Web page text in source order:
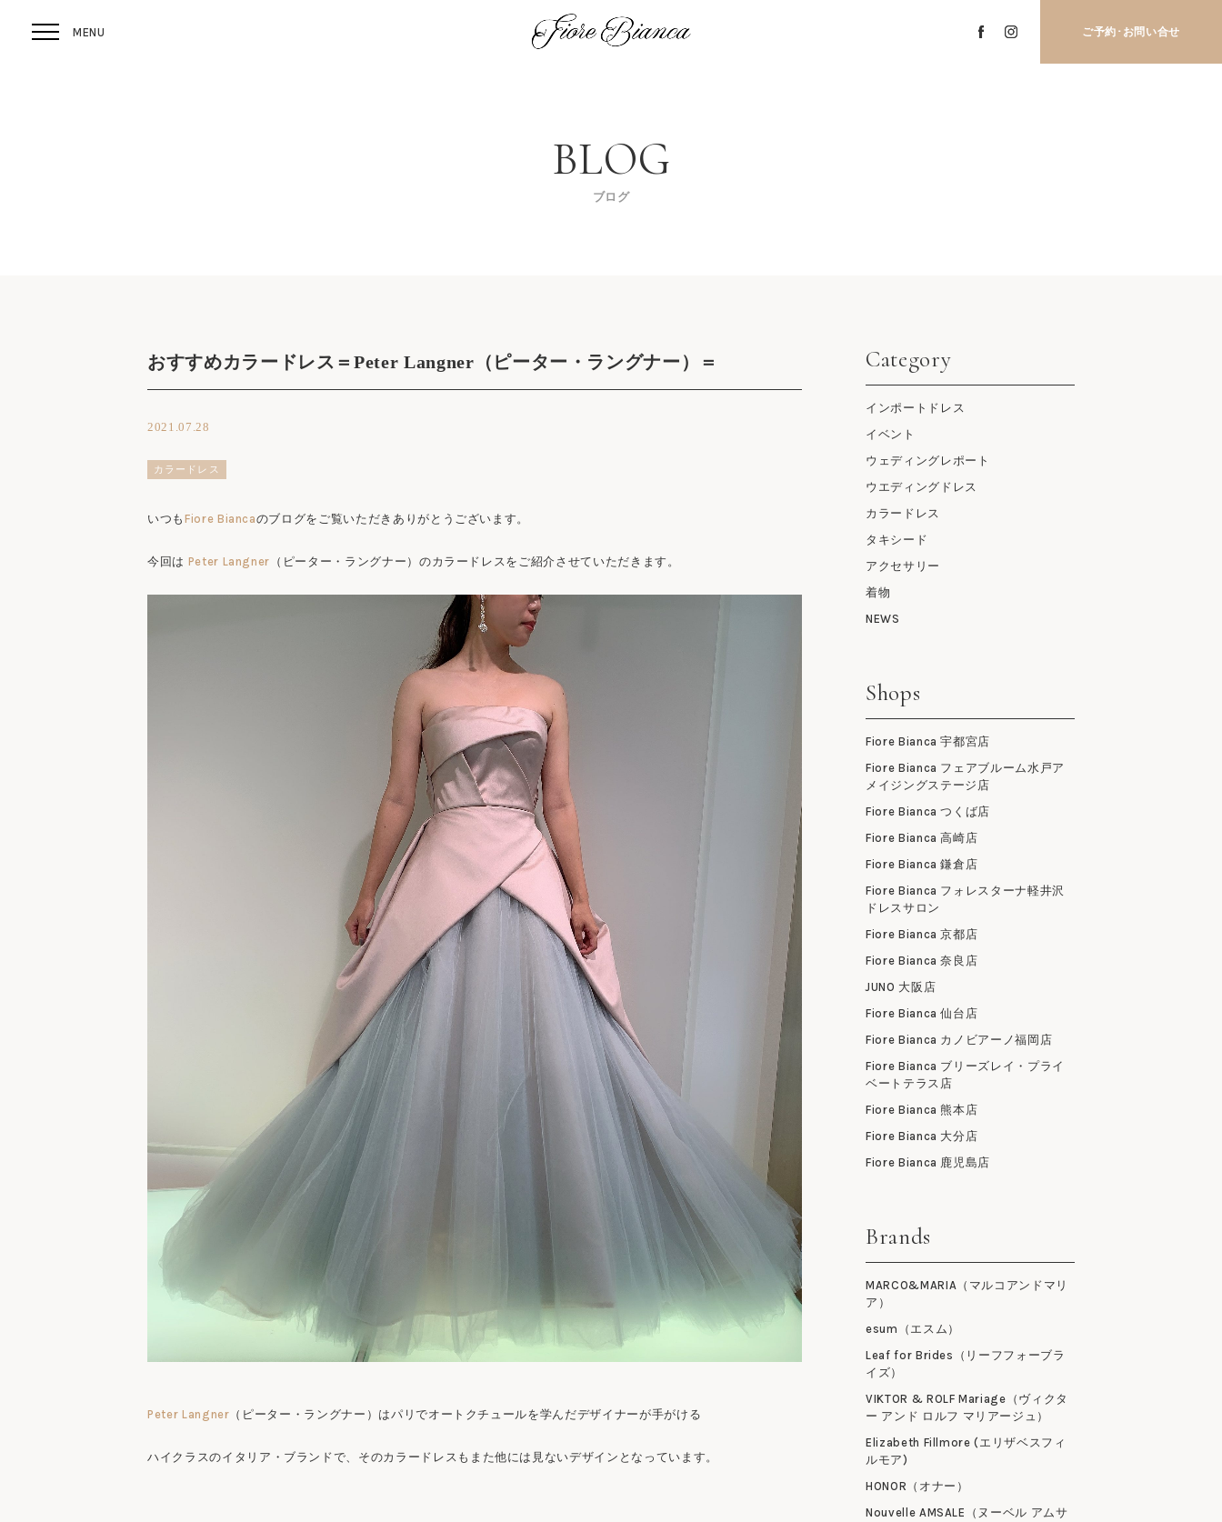
ご予約･ お問い合せ
ブログ
おすすめカラードレス＝Peter Langner（ピーター・ラングナー）＝
2021.07.28
カラードレス
いつも Fiore Biancaのブログをご覧いただきありがとうございます。
今回は Peter Langner （ピーター・ラングナー）のカラードレスをご紹介させていただきます。
Peter Langner （ピーター・ラングナー）はパリでオートクチュールを学んだデザイナーが手がける
ハイクラスのイタリア・ブランドで、そのカラードレスもまた他には見ないデザインとなっています。
Category
インポートドレス
イベント
ウェディングレポート
ウエディングドレス
カラードレス
タキシード
アクセサリー
着物
NEWS
Shops
Fiore Bianca 宇都宮店
Fiore Bianca フェアブルーム水戸ア
メイジングステージ店
Fiore Bianca つくば店
Fiore Bianca 高崎店
Fiore Bianca 鎌倉店
Fiore Bianca フォレスターナ軽井沢
ドレスサロン
Fiore Bianca 京都店
Fiore Bianca 奈良店
JUNO 大阪店
Fiore Bianca 仙台店
Fiore Bianca カノビアーノ福岡店
Fiore Bianca ブリーズレイ・プライ
ベートテラス店
Fiore Bianca 熊本店
Fiore Bianca 大分店
Fiore Bianca 鹿児島店
Brands
MARCO&MARIA（マルコアンドマリ
ア）
esum（エスム）
Leaf for Brides（リーフフォーブラ
イズ）
VIKTOR & ROLF Mariage（ヴィクタ
ー アンド ロルフ マリアージュ）
Elizabeth Fillmore (エリザベスフィ
ルモア)
HONOR（オナー）
Nouvelle AMSALE（ヌーベル アムサ